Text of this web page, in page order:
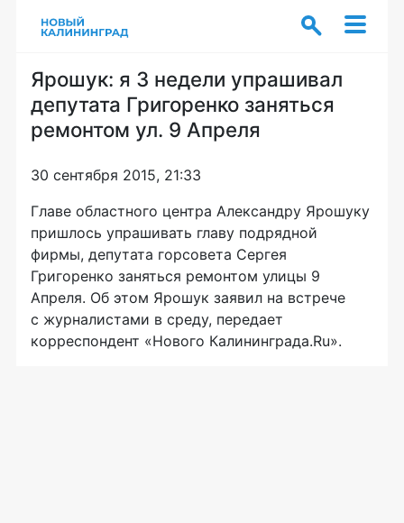
Ярошук: я 3 недели упрашивал
депутата Григоренко заняться
ремонтом ул. 9 Апреля
30 сентября 2015, 21:33
Главе областного центра Александру Ярошуку
пришлось упрашивать главу подрядной
фирмы, депутата горсовета Сергея
Григоренко заняться ремонтом улицы 9
Апреля. Об этом Ярошук заявил на встрече
с журналистами в среду, передает
корреспондент «Нового Калининграда.Ru».